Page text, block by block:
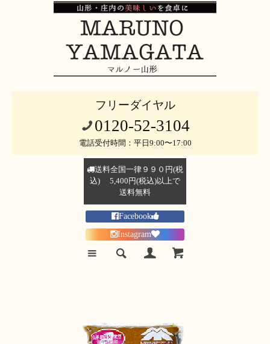
フリーダイヤル
0120-52-3104
電話受付時間：平日9:00〜17:00
送料全国一律９９０円(税
込) 5,400円(税込)以上で
送料無料
Facebook
Instagram